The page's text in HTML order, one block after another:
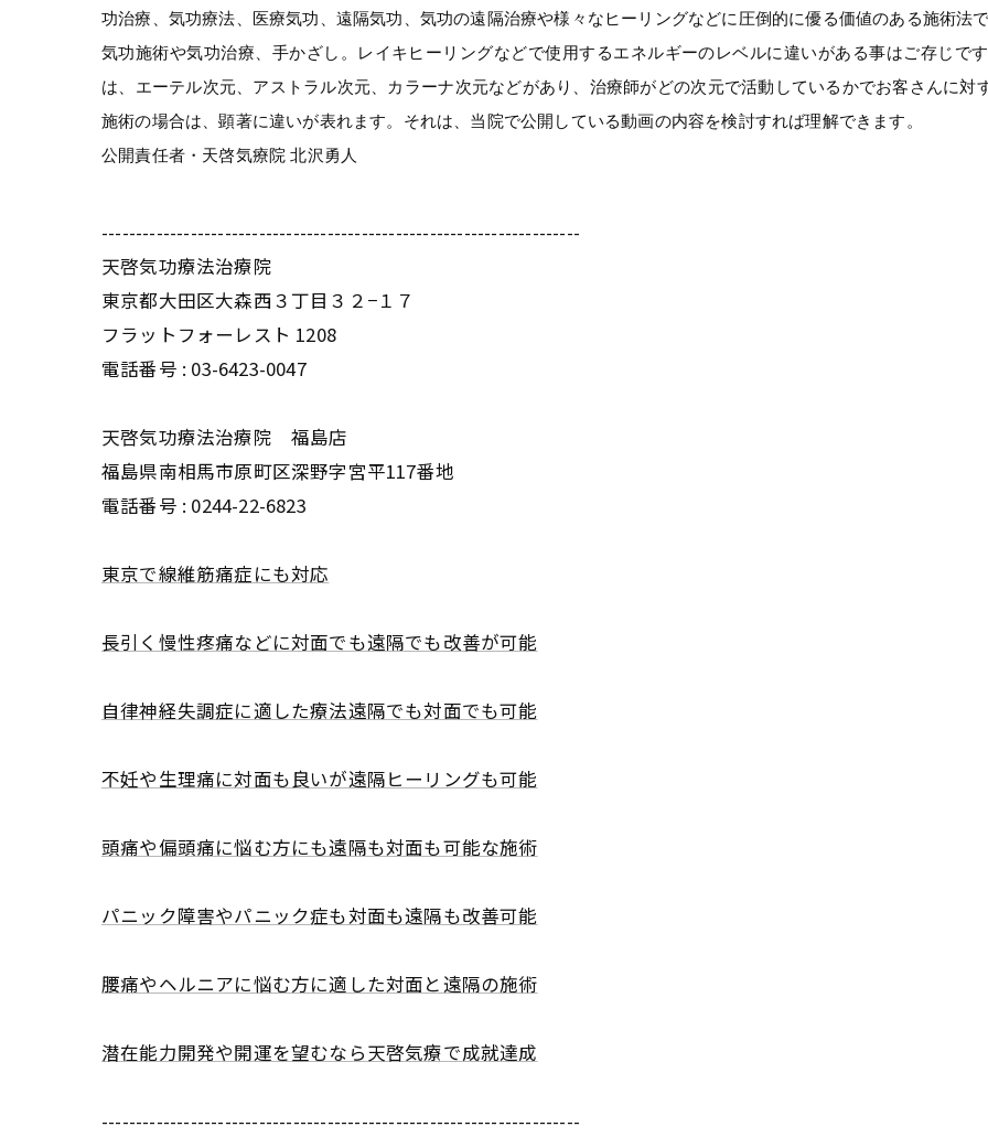
功治療、気功療法、医療気功、遠隔気功、気功の遠隔治療や様々なヒーリングなどに圧倒的に優る価値のある施術法で
気功施術や気功治療、手かざし。レイキヒーリングなどで使用するエネルギーのレベルに違いがある事はご存じ
は、エーテル次元、アストラル次元、カラーナ次元などがあり、治療師がどの次元で活動しているかでお客さんに
施術の場合は、顕著に違いが表れます。それは、当院で公開している動画の内容を検討すれば理解できます。
公開責任者・天啓気療院 北沢勇人
----------------------------------------------------------------------
天啓気功療法治療院
東京都大田区大森西３丁目３２−１７
フラットフォーレスト 1208
電話番号 : 03-6423-0047
天啓気功療法治療院 福島店
福島県南相馬市原町区深野字宮平117番地
電話番号 : 0244-22-6823
東京で線維筋痛症にも対応
長引く慢性疼痛などに対面でも遠隔でも改善が可能
自律神経失調症に適した療法遠隔でも対面でも可能
不妊や生理痛に対面も良いが遠隔ヒーリングも可能
頭痛や偏頭痛に悩む方にも遠隔も対面も可能な施術
パニック障害やパニック症も対面も遠隔も改善可能
腰痛やヘルニアに悩む方に適した対面と遠隔の施術
潜在能力開発や開運を望むなら天啓気療で成就達成
----------------------------------------------------------------------